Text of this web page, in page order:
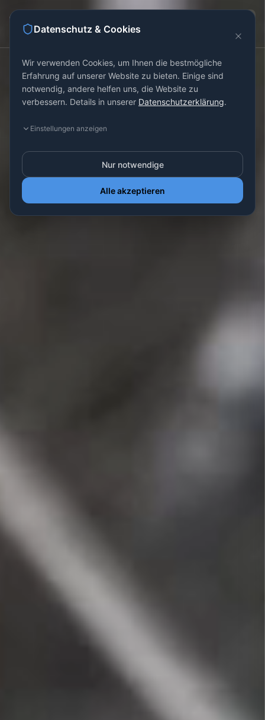
Datenschutz & Cookies
Wir verwenden Cookies, um Ihnen die bestmögliche
Erfahrung auf unserer Website zu bieten. Einige sind
notwendig, andere helfen uns, die Website zu
verbessern. Details in unserer Datenschutzerklärung.
Einstellungen anzeigen
Nur notwendige
Alle akzeptieren